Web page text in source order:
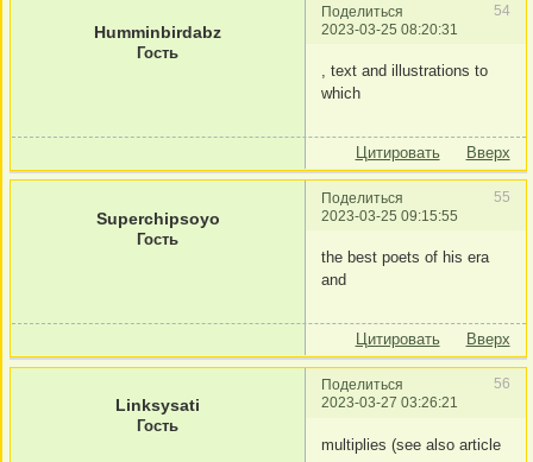
Поделиться
54
2023-03-25 08:20:31
Humminbirdabz
Гость
, text and illustrations to
which
Цитировать Вверх
Поделиться
55
2023-03-25 09:15:55
Superchipsoyo
Гость
the best poets of his era
and
Цитировать Вверх
Поделиться
56
2023-03-27 03:26:21
Linksysati
Гость
multiplies (see also article